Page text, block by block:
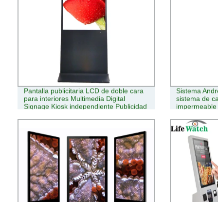
Pantalla publicitaria LCD de doble cara
para interiores Multimedia Digital
Signage Kiosk independiente Publicidad
Sistema
sistema de
Signage
caminos